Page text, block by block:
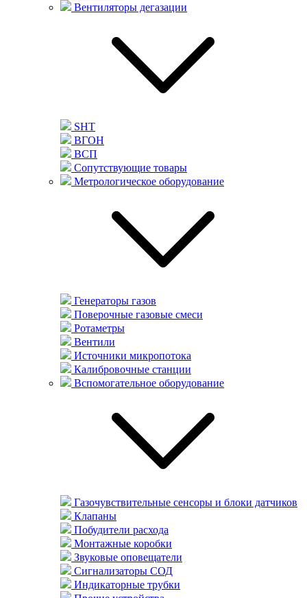
Вентиляторы дегазации
SHT
ВГОН
ВСП
Сопутствующие товары
Метрологическое оборудование
Генераторы газов
Поверочные газовые смеси
Ротаметры
Вентили
Источники микропотока
Калибровочные станции
Вспомогательное оборудование
Газочувствительные сенсоры и блоки датчиков
Клапаны
Побудители расхода
Монтажные коробки
Звуковые оповещатели
Сигнализаторы СОД
Индикаторные трубки